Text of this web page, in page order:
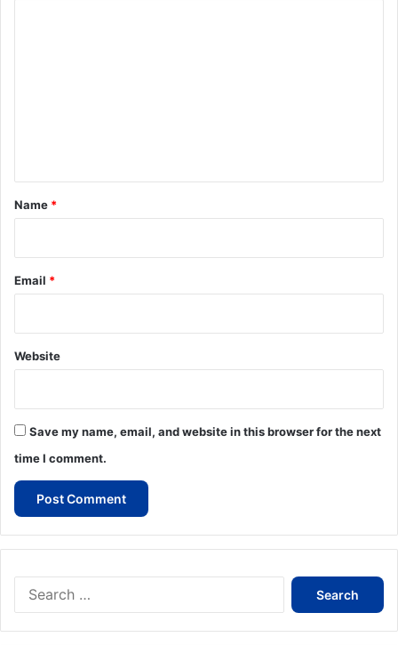
*
Name *
Email *
Website
Save my name, email, and website in this browser for the next
time I comment.
Search